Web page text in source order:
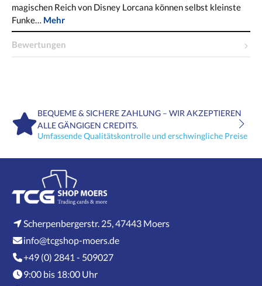
magischen Reich von Disney Lorcana können selbst kleinste
Funke… Mehr
Bewertungen
BEQUEME & SICHERE ZAHLUNG – WIR AKZEPTIEREN
ALLE GÄNGIGEN CREDITS.
Umfassende Qualitätskontrolle und erschwingliche Preise
Scherpenbergerstr. 25, 47443 Moers
info@tcgshop-moers.de
+49 (0) 2841 - 509027
9:00 bis 18:00 Uhr